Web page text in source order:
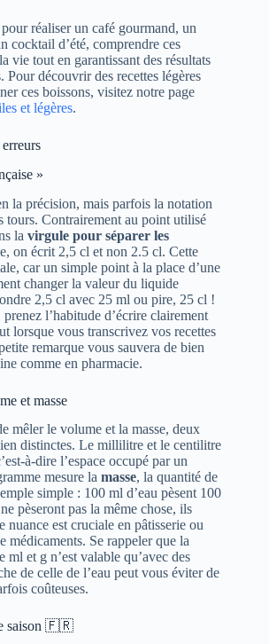
réaliser un café gourmand, un
cocktail d’été, comprendre ces
vie tout en garantissant des résultats
Pour découvrir des recettes légères
ces boissons, visitez notre page
et légères.
»
la précision, mais parfois la notation
tours. Contrairement au point utilisé
la virgule pour séparer les
on écrit 2,5 cl et non 2.5 cl. Cette
car un simple point à la place d’une
changer la valeur du liquide
2,5 cl avec 25 ml ou pire, 25 cl !
l’habitude d’écrire clairement
lorsque vous transcrivez vos recettes
remarque vous sauvera de bien
comme en pharmacie.
et masse
mêler le volume et la masse, deux
distinctes. Le millilitre et le centilitre
à-dire l’espace occupé par un
mesure la masse, la quantité de
simple : 100 ml d’eau pèsent 100
pèseront pas la même chose, ils
nuance est cruciale en pâtisserie ou
médicaments. Se rappeler que la
ml et g n’est valable qu’avec des
de celle de l’eau peut vous éviter de
coûteuses.
saison 🇫🇷